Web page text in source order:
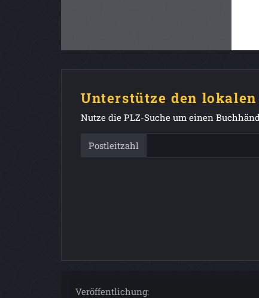
Unterstütze den
Nutze die PLZ-Suche um einen
Postleitzahl
Veröffentlichung: